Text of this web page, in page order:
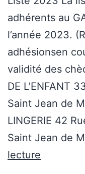
adhérents au
l’année 2023.
adhésionsen
validité des
DE L’ENFANT
Saint Jean de
LINGERIE 42
Saint Jean de
lecture